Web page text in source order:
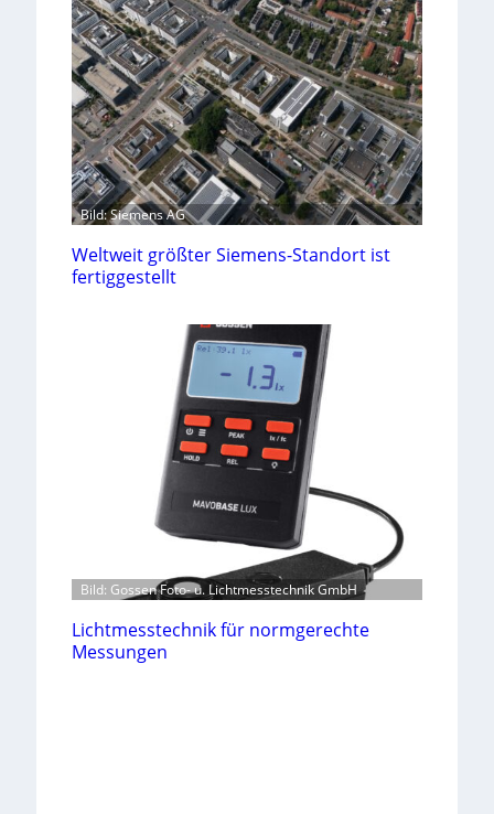
Bild: Siemens AG
Weltweit größter Siemens-Standort ist
fertiggestellt
Bild: Gossen Foto- u. Lichtmesstechnik GmbH
Lichtmesstechnik für normgerechte
Messungen